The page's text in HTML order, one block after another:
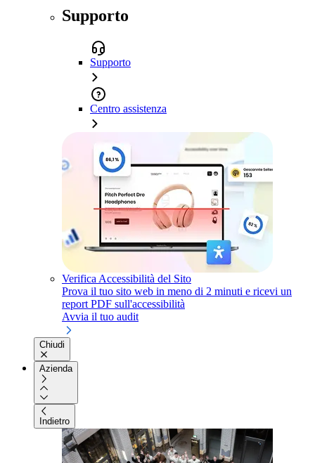
Supporto
Supporto
Centro assistenza
Verifica Accessibilità del Sito
Prova il tuo sito web in meno di 2 minuti e ricevi un
report PDF sull'accessibilità
Avvia il tuo audit
Chiudi
Azienda
Indietro